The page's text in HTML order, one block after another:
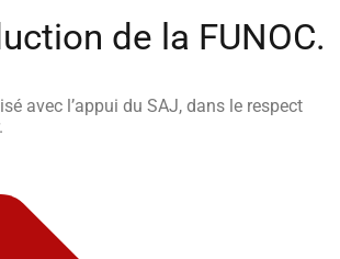
de la FUNOC.
avec l’appui du SAJ, dans le respect